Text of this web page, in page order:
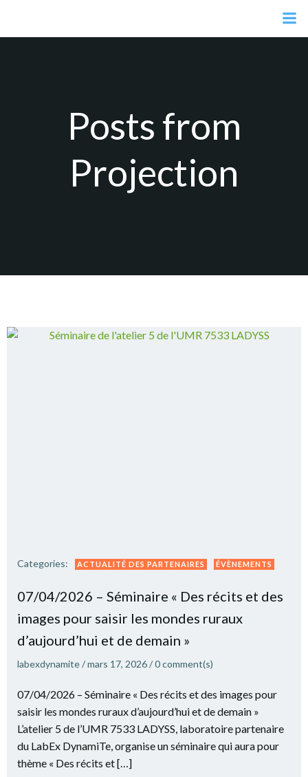
contenu
Posts from
Projection
Categories: ACTUALITÉ DES PARTENAIRES ÉVÈNEMENTS
07/04/2026 – Séminaire « Des récits et des
images pour saisir les mondes ruraux
d’aujourd’hui et de demain »
labexdynamite/mars 17, 2026/0comment(s)
07/04/2026 – Séminaire « Des récits et des images pour
saisir les mondes ruraux d’aujourd’hui et de demain »
L’atelier 5 de l’UMR 7533 LADYSS, laboratoire partenaire
du LabEx DynamiTe, organise un séminaire qui aura pour
thème « Des récits et […]